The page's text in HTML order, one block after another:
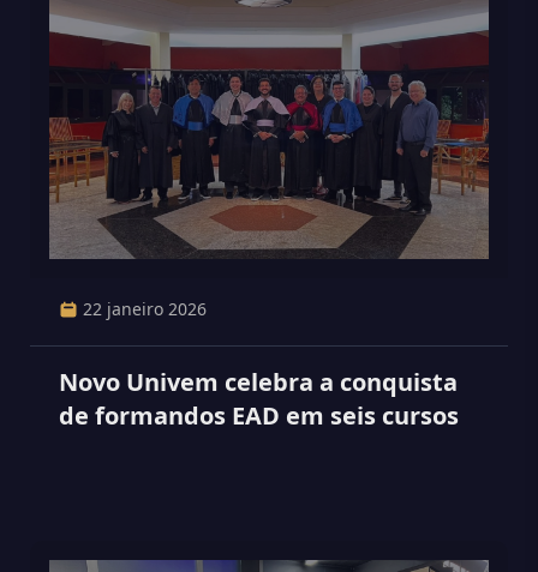
22 janeiro 2026
Novo Univem celebra a conquista
de formandos EAD em seis cursos